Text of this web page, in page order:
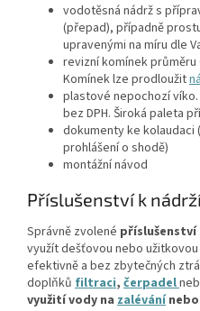
vodotěsná nádrž s
(přepad), případně
upravenými na míru dle
revizní komínek průměru
Komínek lze prodloužit
plastové nepochozí
bez DPH. Široká paleta
dokumenty ke kolaudaci
prohlášení o shodě)
montážní návod
Příslušenství k
Správně zvolené příslušenství
využít dešťovou nebo
efektivně a bez zbytečných
doplňků filtraci, čerpadel
využití vody na zalévání nebo